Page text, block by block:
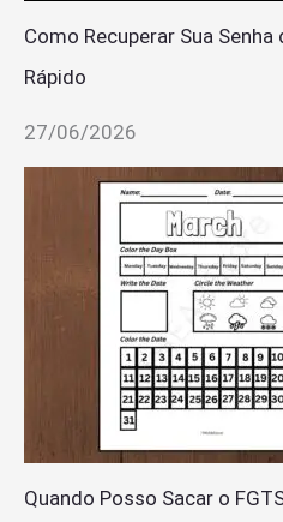
Como Recuperar Sua
Rápido
27/06/2026
Quando Posso Sacar o